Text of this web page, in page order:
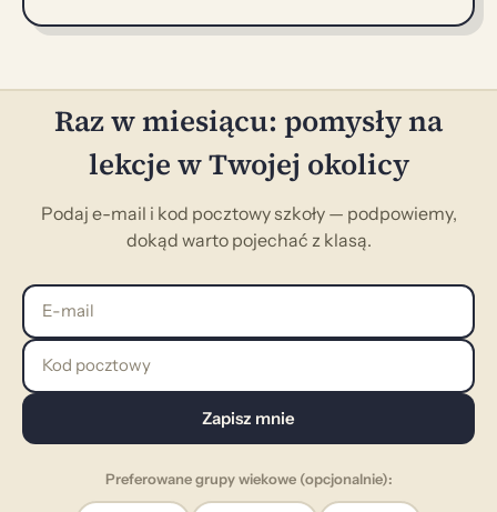
Raz w miesiącu: pomysły na
lekcje w Twojej okolicy
Podaj e-mail i kod pocztowy szkoły — podpowiemy,
dokąd warto pojechać z klasą.
E-mail
Kod pocztowy
Zapisz mnie
Preferowane grupy wiekowe (opcjonalnie):